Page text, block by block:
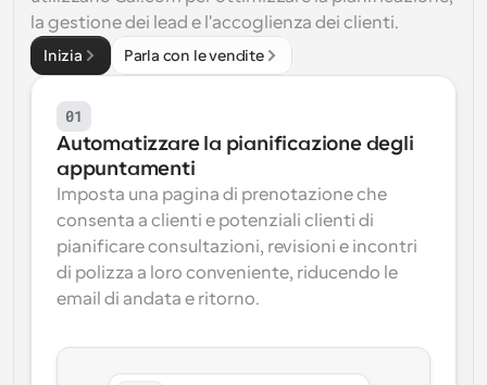
Incontrare i clienti in pochi minuti
Link di Gruppo Dinamico
Prenota senza sforzo riunioni con più persone
Webhook
Ricevi una notifica quando succede qualcosa
la gestione dei lead e l'accoglienza dei clienti.
Inizia Parla con le vendite
01
Automatizzare la pianificazione degli
appuntamenti
Imposta una pagina di prenotazione che
consenta a clienti e potenziali clienti di
pianificare consultazioni, revisioni e incontri
di polizza a loro conveniente, riducendo le
email di andata e ritorno.